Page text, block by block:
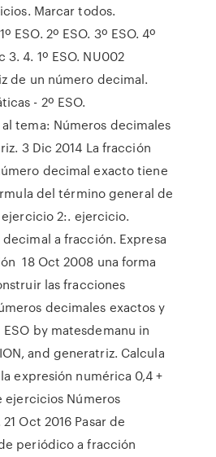
Marcar todos.
ESO. 2º ESO. 3º ESO. 4º
3. 4. 1º ESO. NU002
de un número decimal.
- 2º ESO.
tema: Números decimales
3 Dic 2014 La fracción
decimal exacto tiene
del término general de
2:. ejercicio.
a fracción. Expresa
18 Oct 2008 una forma
las fracciones
decimales exactos y
by matesdemanu in
and generatriz. Calcula
expresión numérica 0,4 +
ejercicios Números
Oct 2016 Pasar de
periódico a fracción